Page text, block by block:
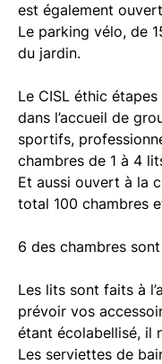
est également
Le parking vélo, de
du jardin.
Le CISL éthic
dans l’accueil de
sportifs,
chambres de 1 à 4
Et aussi ouvert à la
total 100 chambres
6 des chambres
Les lits sont faits à
prévoir vos
étant écolabellisé, il
Les serviettes de